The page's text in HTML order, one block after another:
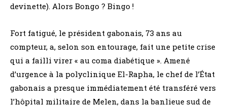
devinette). Alors Bongo ? Bingo !
Fort fatigué, le président gabonais, 73 ans au
compteur, a, selon son entourage, fait une petite crise
qui a failli virer « au coma diabétique ». Amené
d’urgence à la polyclinique El-Rapha, le chef de l’État
gabonais a presque immédiatement été transféré vers
l’hôpital militaire de Melen, dans la banlieue sud de